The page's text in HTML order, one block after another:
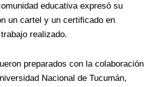
educativa expresó su
un cartel y un certificado en
realizado.
preparados con la colaboración
Nacional de Tucumán,